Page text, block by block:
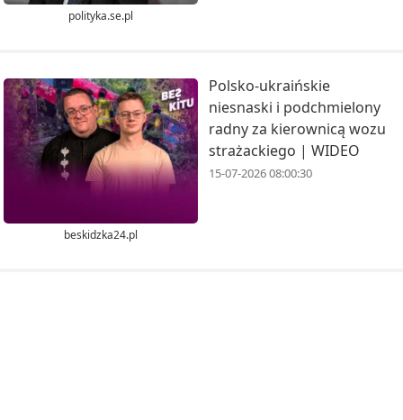
polityka.se.pl
beskidzka24.pl
Polsko-ukraińskie
niesnaski i podchmielony
radny za kierownicą wozu
strażackiego | WIDEO
15-07-2026 08:00:30